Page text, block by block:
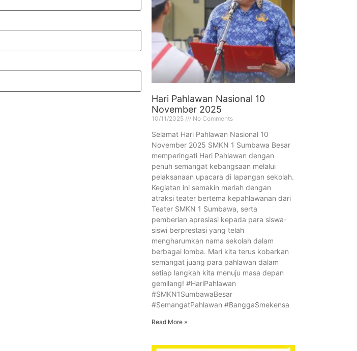
Hari Pahlawan Nasional 10
November 2025
10/11/2025 No Comments
Selamat Hari Pahlawan Nasional 10
November 2025 SMKN 1 Sumbawa Besar
memperingati Hari Pahlawan dengan
penuh semangat kebangsaan melalui
pelaksanaan upacara di lapangan sekolah.
Kegiatan ini semakin meriah dengan
atraksi teater bertema kepahlawanan dari
Teater SMKN 1 Sumbawa, serta
pemberian apresiasi kepada para siswa-
siswi berprestasi yang telah
mengharumkan nama sekolah dalam
berbagai lomba. Mari kita terus kobarkan
semangat juang para pahlawan dalam
setiap langkah kita menuju masa depan
gemilang! #HariPahlawan
#SMKN1SumbawaBesar
#SemangatPahlawan #BanggaSmekensa
Read More »